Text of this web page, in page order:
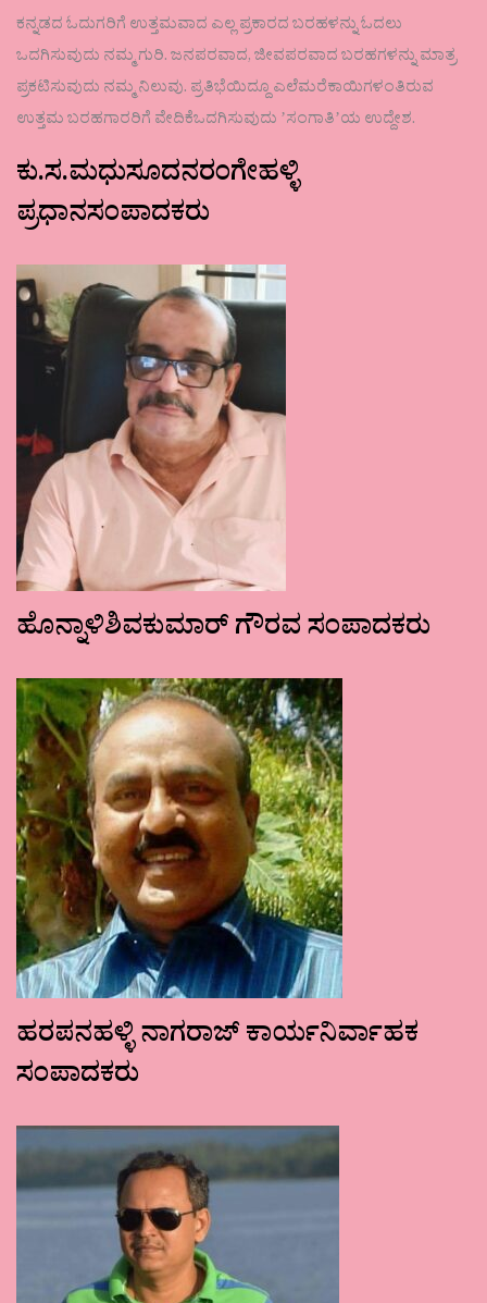
ಕನ್ನಡದ ಓದುಗರಿಗೆ ಉತ್ತಮವಾದ ಎಲ್ಲ ಪ್ರಕಾರದ ಬರಹಳನ್ನು ಓದಲು
ಒದಗಿಸುವುದು ನಮ್ಮ ಗುರಿ. ಜನಪರವಾದ, ಜೀವಪರವಾದ ಬರಹಗಳನ್ನು ಮಾತ್ರ
ಪ್ರಕಟಿಸುವುದು ನಮ್ಮ ನಿಲುವು. ಪ್ರತಿಭೆಯಿದ್ದೂ ಎಲೆಮರೆಕಾಯಿಗಳಂತಿರುವ
ಉತ್ತಮ ಬರಹಗಾರರಿಗೆ ವೇದಿಕೆಒದಗಿಸುವುದು ʼಸಂಗಾತಿʼಯ ಉದ್ದೇಶ.
ಕು.ಸ.ಮಧುಸೂದನರಂಗೇಹಳ್ಳಿ
ಪ್ರಧಾನಸಂಪಾದಕರು
ಹೊನ್ನಾಳಿಶಿವಕುಮಾರ್ ಗೌರವ ಸಂಪಾದಕರು
ಹರಪನಹಳ್ಳಿ ನಾಗರಾಜ್ ಕಾರ್ಯನಿರ್ವಾಹಕ
ಸಂಪಾದಕರು